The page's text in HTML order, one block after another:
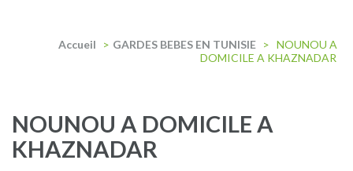
Accueil > GARDES BEBES EN TUNISIE > NOUNOU A
DOMICILE A KHAZNADAR
NOUNOU A DOMICILE A
KHAZNADAR